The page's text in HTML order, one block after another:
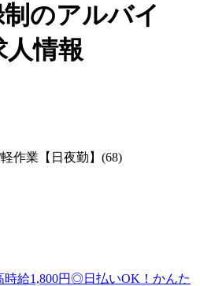
のアルバイ
人情報
作業【日夜勤】(68)
時給1,800円◎日払いOK！かんた